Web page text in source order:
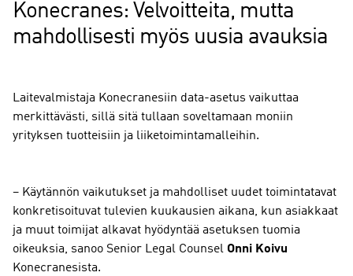
Konecranes: Velvoitteita, mutta
mahdollisesti myös uusia avauksia
Laitevalmistaja Konecranesiin data-asetus vaikuttaa
merkittävästi, sillä sitä tullaan soveltamaan moniin
yrityksen tuotteisiin ja liiketoimintamalleihin.
– Käytännön vaikutukset ja mahdolliset uudet toimintatavat
konkretisoituvat tulevien kuukausien aikana, kun asiakkaat
ja muut toimijat alkavat hyödyntää asetuksen tuomia
oikeuksia, sanoo Senior Legal Counsel Onni Koivu
Konecranesista.